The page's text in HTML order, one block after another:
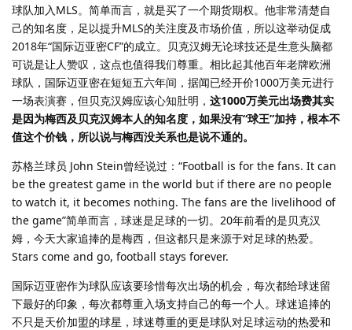
球队加入MLS。简单而言，就是买了一个期货期权。他非常清楚自
己的知名度，足以提升MLS的关注度及市场价值，所以这举动促成
2018年“国际迈亚密CF”的成立。贝克汉姆无论球技还是生意头脑都
可说是让人赞叹，这点也值得我们尊重。相比起其他百年老牌欧洲
球队，国际迈亚密在短短五六年间，据闻已经开价1000万美元进行
一场表演赛，但贝克汉姆应该心知肚明， 这1000万美元出场费其实
是因为梅西及贝克汉姆本人的知名度，如果没有“球王”加持，根本不
值这个价钱，所以说与梅西没关系也是说不通的。
苏格兰球员 John Stein曾经说过：“Football is for the fans. It can
be the greatest game in the world but if there are no people
to watch it, it becomes nothing. The fans are the livelihood of
the game”简单而言，球迷是足球的一切。20年前看的是贝克汉
姆，今天大家追捧的是梅西，但这都只是来源于对足球的热爱。
Stars come and go, football stays forever.
国际迈亚密作为球队应该要珍惜每次出场的机会，每次都给球迷留
下最好的印象，每次都尊重入场支持自己的每一个人。球迷追捧的
不只是天价加盟的球星，球迷尊重的更是球队对足球运动的热爱和